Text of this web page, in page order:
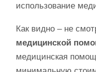
использование
Как видно – не
медицинской
медицинская